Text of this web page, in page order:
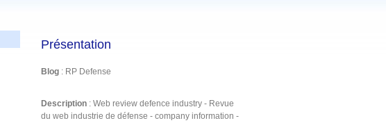
Présentation
Blog : RP Defense
Description : Web review defence industry - Revue
du web industrie de défense - company information -